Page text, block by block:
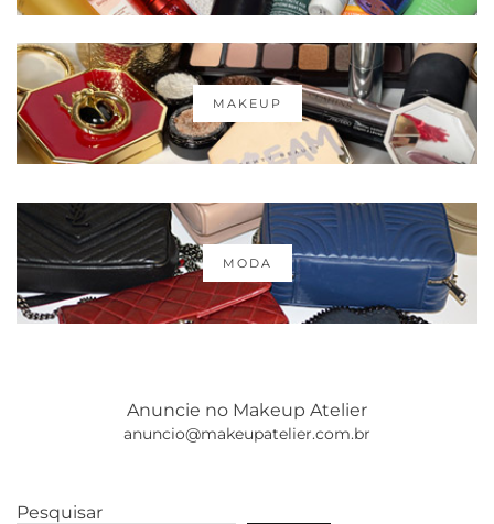
MAKEUP
MODA
Anuncie no Makeup Atelier
anuncio@makeupatelier.com.br
Pesquisar